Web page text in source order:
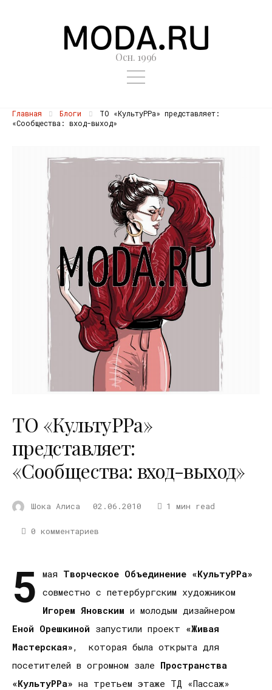
Осн. 1996
Главная Блоги
ТО «КультуРРа» представляет:
«Сообщества: вход-выход»
ТО «КультуРРа»
представляет:
«Сообщества: вход-выход»
Шока Алиса 02.06.2010 1 мин read
0 комментариев
5 мая Творческое Объединение «КультуРРа»
совместно с петербургским художником
Игорем Яновским и молодым дизайнером
Еной Орешкиной запустили проект «Живая
Мастерская», которая была открыта для
посетителей в огромном зале Пространства
«КультуРРа» на третьем этаже ТД «Пассаж»